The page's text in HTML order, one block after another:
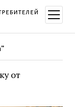
меню
от